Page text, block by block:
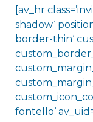
[av_hr
shadow‘
border-thin‘
fontello‘